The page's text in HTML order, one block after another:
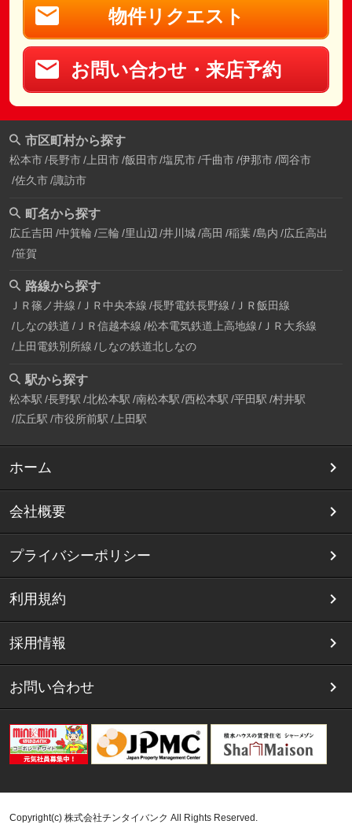
物件リクエスト
お問い合わせ・来店予約
市区町村から探す
松本市 長野市 上田市 飯田市 塩尻市 千曲市 伊那市 岡谷市
佐久市 諏訪市
町名から探す
広丘吉田 中箕輪 三輪 里山辺 井川城 高田 稲葉 島内 広丘高出
笹賀
路線から探す
ＪＲ篠ノ井線 ＪＲ中央本線 長野電鉄長野線 ＪＲ飯田線
しなの鉄道 ＪＲ信越本線 松本電気鉄道上高地線
ＪＲ大糸線
上田電鉄別所線 しなの鉄道北しなの
駅から探す
松本駅 長野駅 北松本駅 南松本駅 西松本駅 平田駅 村井駅
広丘駅 市役所前駅 上田駅
ホーム
会社概要
プライバシーポリシー
利用規約
採用情報
お問い合わせ
Copyright(c) 株式会社チンタイバンク All Rights Reserved.